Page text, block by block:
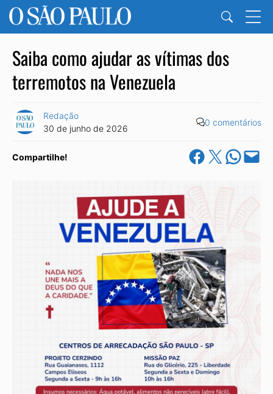
Saiba como ajudar as vítimas dos
terremotos na Venezuela
Redação
30 de junho de 2026
0 comentários
Compartilhe! Share on Facebook
Share on X Share on
Email this